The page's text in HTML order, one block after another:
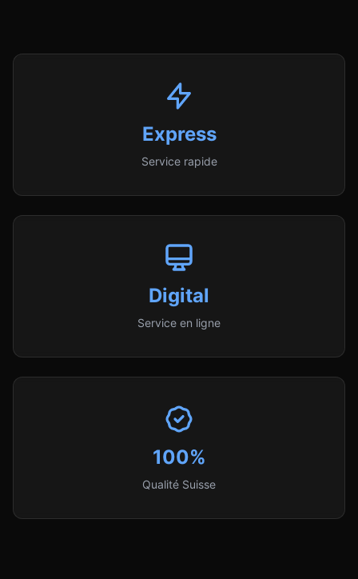
Express
Service rapide
Digital
Service en ligne
100%
Qualité Suisse